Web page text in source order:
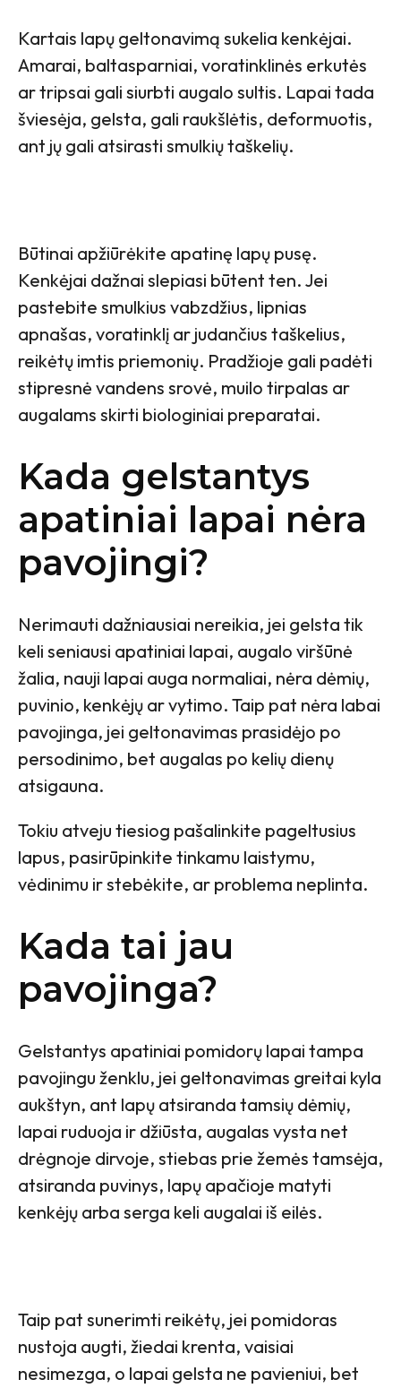
Kartais lapų geltonavimą sukelia kenkėjai.
Amarai, baltasparniai, voratinklinės erkutės
ar tripsai gali siurbti augalo sultis. Lapai tada
šviesėja, gelsta, gali raukšlėtis, deformuotis,
ant jų gali atsirasti smulkių taškelių.
Būtinai apžiūrėkite apatinę lapų pusę.
Kenkėjai dažnai slepiasi būtent ten. Jei
pastebite smulkius vabzdžius, lipnias
apnašas, voratinklį ar judančius taškelius,
reikėtų imtis priemonių. Pradžioje gali padėti
stipresnė vandens srovė, muilo tirpalas ar
augalams skirti biologiniai preparatai.
Kada gelstantys
apatiniai lapai nėra
pavojingi?
Nerimauti dažniausiai nereikia, jei gelsta tik
keli seniausi apatiniai lapai, augalo viršūnė
žalia, nauji lapai auga normaliai, nėra dėmių,
puvinio, kenkėjų ar vytimo. Taip pat nėra labai
pavojinga, jei geltonavimas prasidėjo po
persodinimo, bet augalas po kelių dienų
atsigauna.
Tokiu atveju tiesiog pašalinkite pageltusius
lapus, pasirūpinkite tinkamu laistymu,
vėdinimu ir stebėkite, ar problema neplinta.
Kada tai jau
pavojinga?
Gelstantys apatiniai pomidorų lapai tampa
pavojingu ženklu, jei geltonavimas greitai kyla
aukštyn, ant lapų atsiranda tamsių dėmių,
lapai ruduoja ir džiūsta, augalas vysta net
drėgnoje dirvoje, stiebas prie žemės tamsėja,
atsiranda puvinys, lapų apačioje matyti
kenkėjų arba serga keli augalai iš eilės.
Taip pat sunerimti reikėtų, jei pomidoras
nustoja augti, žiedai krenta, vaisiai
nesimezga, o lapai gelsta ne pavieniui, bet